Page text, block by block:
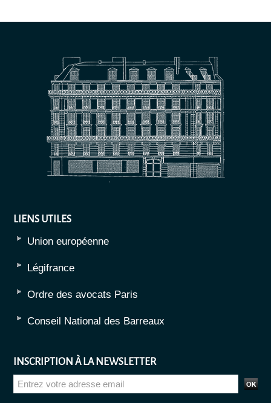
LIENS UTILES
Union européenne
Légifrance
Ordre des avocats Paris
Conseil National des Barreaux
INSCRIPTION À LA NEWSLETTER